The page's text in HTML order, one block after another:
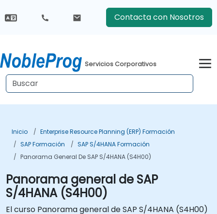
Contacta con Nosotros
Servicios Corporativos
Inicio
Enterprise Resource Planning (ERP) Formación
SAP Formación
SAP S/4HANA Formación
Panorama General De SAP S/4HANA (S4H00)
Panorama general de SAP
S/4HANA (S4H00)
El curso Panorama general de SAP S/4HANA (S4H00)